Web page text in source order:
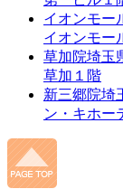
イオンモー
イオンモー
草加院埼玉
草加１階
新三郷院埼
ン・キホー